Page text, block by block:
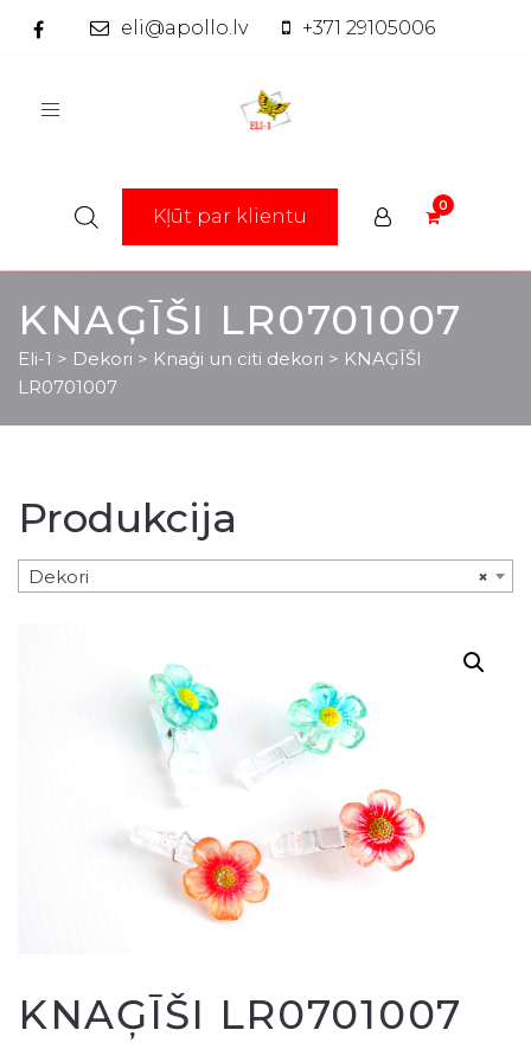
eli@apollo.lv +371 29105006
Toggle
Kļūt par klientu
KNAĢĪŠI LR0701007
Eli-1 > Dekori > Knaģi un citi dekori > KNAĢĪŠI
LR0701007
Produkcija
×
Dekori
KNAĢĪŠI LR0701007